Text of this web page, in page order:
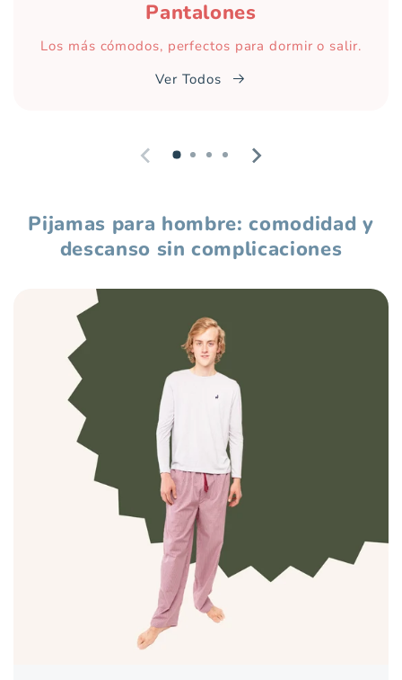
Pantalones
Los más cómodos, perfectos para dormir o salir.
Ver Todos
Pijamas para hombre: comodidad y
descanso sin complicaciones